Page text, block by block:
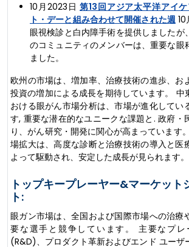
10月2023日第13回アジア太平洋アイ
ト・デーと組み合わせて開催された週10
眼視検診と白内障手術を提供しましたが
のコミュニティのメンバーは、重要な眼
ました。
欧州の市場は、増加率、治療技術の進歩、お
投資の増加による成長を期待しています。 中
おける眼がん市場分析は、市場が進化してい
す, 重要な潜在的なユニークな課題と. 政府・
り、がん研究・開発に関心が高まっています
場拡大は、高度な診断と治療技術の導入と医
よって駆動され、安定した成長が見られます。
トップキープレーヤー&マーケット
ト:
眼ガン市場は、全国および国際市場への治療
要な選手と競争しています。 主要なプレ
(R&D)、プロダクト革新およびエンド ユーザ